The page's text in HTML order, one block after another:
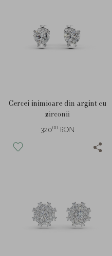
Cercei inimioare din argint cu
zirconii
32000 RON